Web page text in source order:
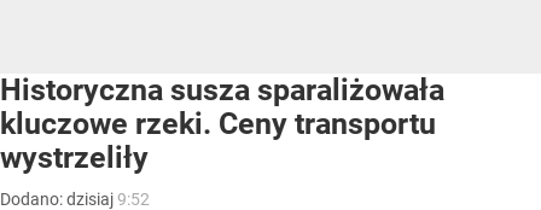
Historyczna susza sparaliżowała
kluczowe rzeki. Ceny transportu
wystrzeliły
Dodano:dzisiaj9:52